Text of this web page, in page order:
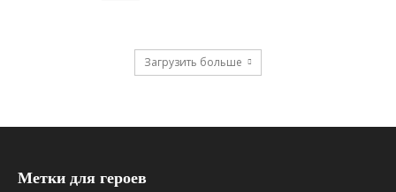
Загрузить больше
Метки для героев